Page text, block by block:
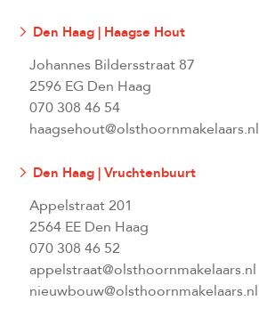
Den Haag | Haagse Hout
Johannes Bildersstraat 87
2596 EG Den Haag
070 308 46 54
haagsehout@olsthoornmakelaars.nl
Den Haag | Vruchtenbuurt
Appelstraat 201
2564 EE Den Haag
070 308 46 52
appelstraat@olsthoornmakelaars.nl
nieuwbouw@olsthoornmakelaars.nl